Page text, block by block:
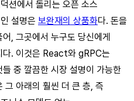
션에서 돌리는 오픈 소스
설명은 보완재의 상품화다. 돈을
, 그곳에서 누구도 당신에게
다. 이것은 React와 gRPC는
중 깔끔한 시장 설명이 가능한
그 아래의 훨씬 더 큰 층, 즉